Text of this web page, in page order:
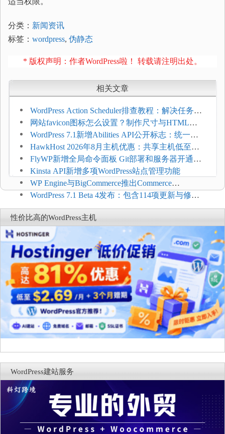
分类： 新闻资讯
标签： wordpress, 伪静态
* 版权声明：作者WordPress啦！ 转载请注明出处。
相关文章
WordPress Action Scheduler排查教程：解决任务积
压和订单延迟
网站favicon图标怎么设置？制作尺寸与HTML添
加方法
WordPress 7.1新增Abilities API公开标志：统一支
持REST API、MCP与AI代理
HawkHost 2026年8月主机优惠：共享主机低至
$2.61/月，高性能主机同步折扣
FlyWP新增全局命令面板 Git部署和服务器开通更
方便
Kinsta API新增多项WordPress站点管理功能
WP Engine与BigCommerce推出Commerce
Connect：WordPress商店可保留前台体验并扩展电
商能力
WordPress 7.1 Beta 4发布：包含114项更新与修
复，仅建议在测试环境体验
性价比高的WordPress主机
WordPress建站服务